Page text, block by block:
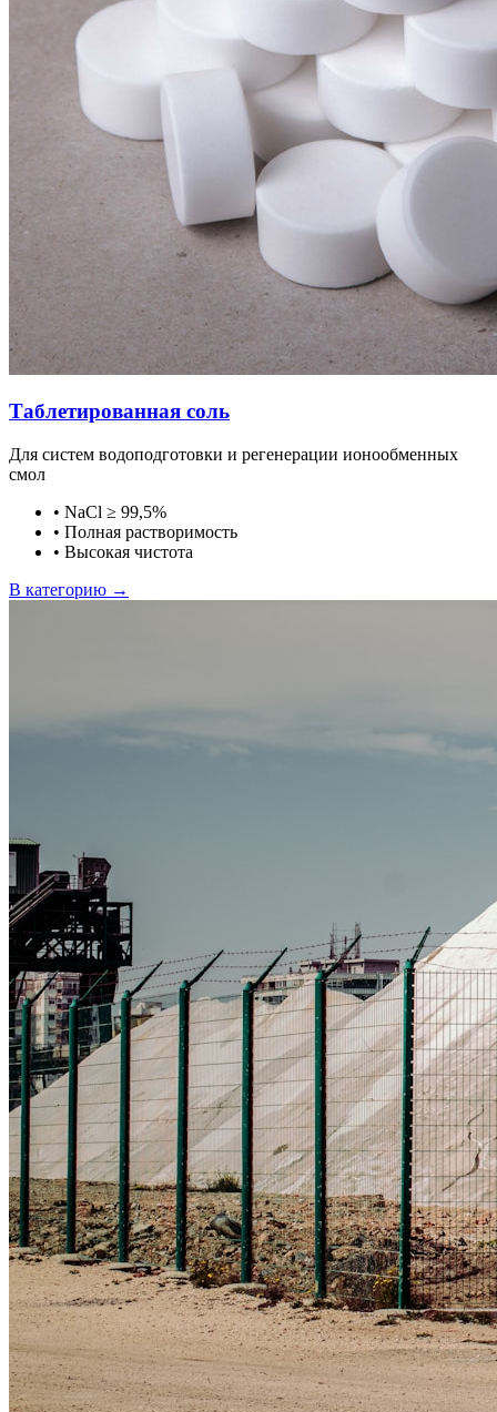
Таблетированная соль
Для систем водоподготовки и регенерации ионообменных
смол
• NaCl ≥ 99,5%
• Полная растворимость
• Высокая чистота
В категорию →